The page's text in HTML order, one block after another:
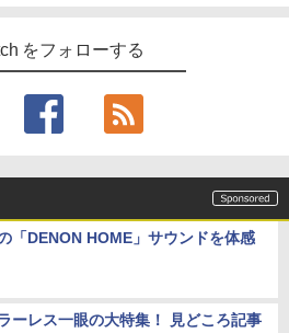
をフォローする
「DENON HOME」サウンドを体感
ーレス一眼の大特集！ 見どころ記事